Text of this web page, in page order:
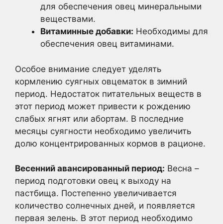
для обеспечения овец минеральными
веществами.
Витаминные добавки: Необходимы для
обеспечения овец витаминами.
Особое внимание следует уделять
кормлению суягных овцематок в зимний
период. Недостаток питательных веществ в
этот период может привести к рождению
слабых ягнят или абортам. В последние
месяцы суягности необходимо увеличить
долю концентрированных кормов в рационе.
Весенний авансированный период: Весна –
период подготовки овец к выходу на
пастбища. Постепенно увеличивается
количество солнечных дней, и появляется
первая зелень. В этот период необходимо